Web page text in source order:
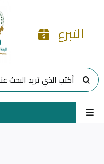
content
البحث
عن:
التبرع
Toggle